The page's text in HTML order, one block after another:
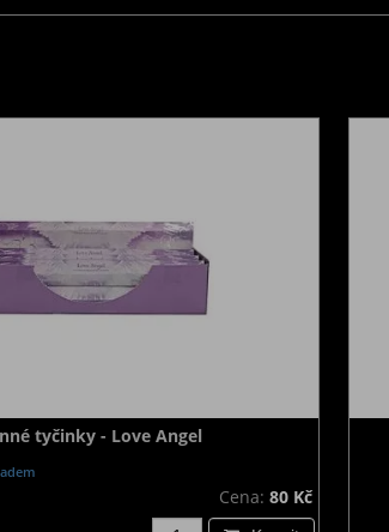
tyčinky - Love Angel
Cena: 80 Kč